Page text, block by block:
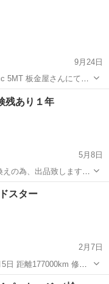
9月24日
板金屋さんにて板
万キロ交換済 ウォー
ウント新品 エアコン○
ター 車両
残あり１年
5月8日
の為、出品致します。
車検1年あり 2023年
ター
スター
2月7日
日 距離177000km 修復
ルトは1回実施済み。